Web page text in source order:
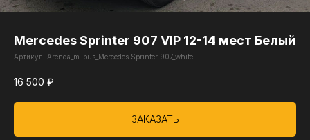
Mercedes Sprinter 907 VIP 12-14 мест Белый
Артикул: Arenda_m-bus_Mercedes Sprinter 907_white
16 500 ₽
ЗАКАЗАТЬ